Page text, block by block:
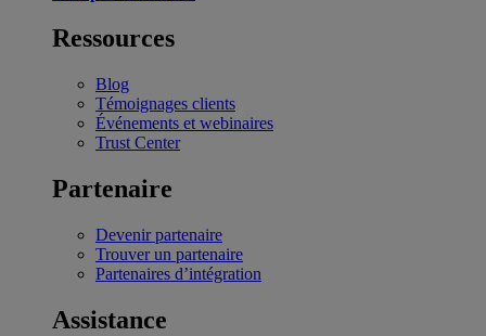
Ressources
Blog
Témoignages clients
Événements et webinaires
Trust Center
Partenaire
Devenir partenaire
Trouver un partenaire
Partenaires d’intégration
Assistance